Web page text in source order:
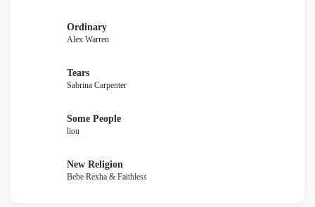
Ordinary
Alex Warren
Tears
Sabrina Carpenter
Some People
liou
New Religion
Bebe Rexha & Faithless